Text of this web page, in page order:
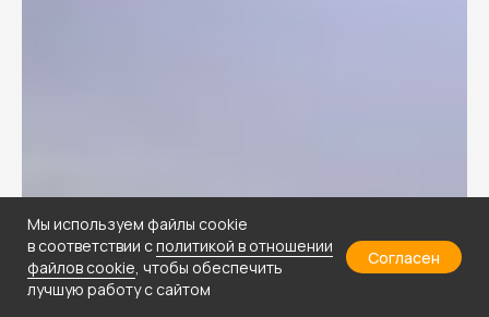
Мы используем файлы cookie
в соответствии сполитикой в отношении
файлов cookie, чтобы обеспечить
лучшую работу с сайтом
Согласен